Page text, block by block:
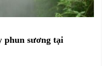
phun sương tại